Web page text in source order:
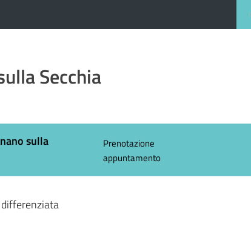
Secchia
sulla
Prenotazione
appuntamento